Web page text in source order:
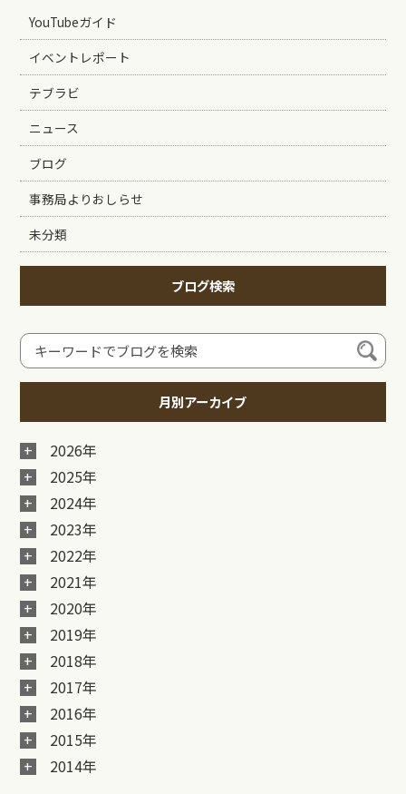
YouTubeガイド
イベントレポート
テブラビ
ニュース
ブログ
事務局よりおしらせ
未分類
ブログ検索
月別アーカイブ
2026年
2025年
2024年
2023年
2022年
2021年
2020年
2019年
2018年
2017年
2016年
2015年
2014年